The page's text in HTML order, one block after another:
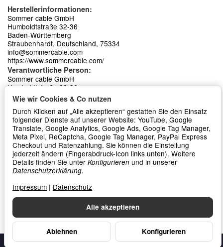
Herstellerinformationen:
Sommer cable GmbH
Humboldtstraße 32-36
Baden-Württemberg
Straubenhardt, Deutschland, 75334
info@sommercable.com
https://www.sommercable.com/
Verantwortliche Person:
Sommer cable GmbH
Humboldtstraße 32-36
Baden-Württemberg
Straubenhardt, Deutschland, 75334
info@sommercable.com
https://www.sommercable.com/
Frage zum Artikel
Alle akzeptieren
Ablehnen Konfigurieren
Wie wir Cookies & Co nutzen
Durch Klicken auf „Alle akzeptieren“ gestatten Sie den Einsatz
folgender Dienste auf unserer Website: YouTube, Google
Translate, Google Analytics, Google Ads, Google Tag Manager,
Meta Pixel, ReCaptcha, Google Tag Manager, PayPal Express
Checkout und Ratenzahlung. Sie können die Einstellung
jederzeit ändern (Fingerabdruck-Icon links unten). Weitere
Details finden Sie unter Konfigurieren und in unserer
Datenschutzerklärung.
Impressum | Datenschutz